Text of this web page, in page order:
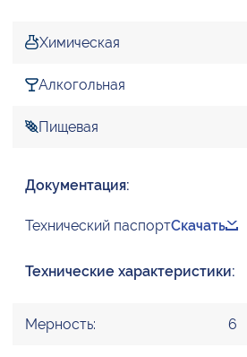
Химическая
Алкогольная
Пищевая
Документация:
Технический паспортСкачать
Технические характеристики:
Мерность: 6